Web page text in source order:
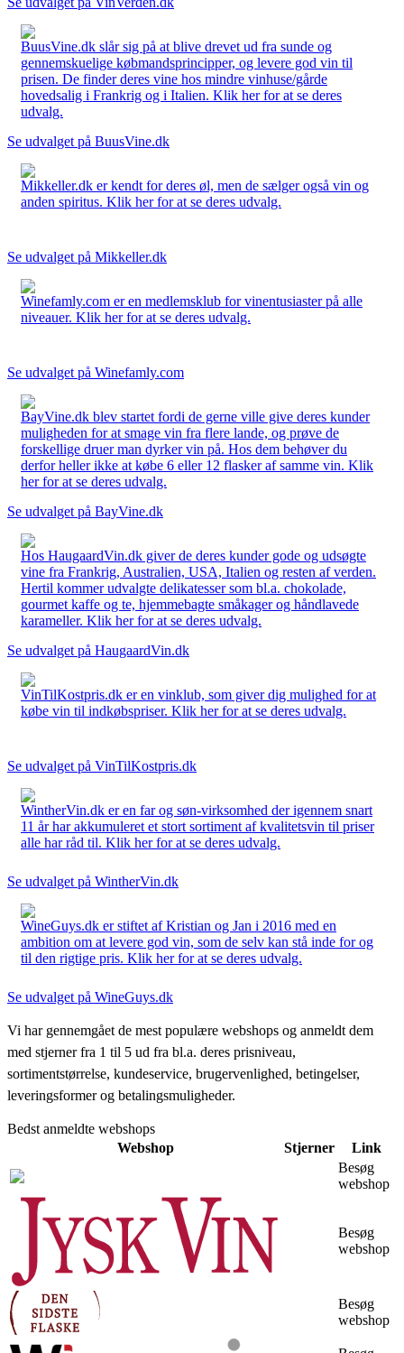
BuusVine.dk slår sig på at blive drevet ud fra sunde og
gennemskuelige købmandsprincipper, og levere god vin til
prisen. De finder deres vine hos mindre vinhuse/gårde
hovedsalig i Frankrig og i Italien. Klik her for at se deres
udvalg.
Se udvalget på BuusVine.dk
Mikkeller.dk er kendt for deres øl, men de sælger også vin og
anden spiritus. Klik her for at se deres udvalg.
Se udvalget på Mikkeller.dk
Winefamly.com er en medlemsklub for vinentusiaster på alle
niveauer. Klik her for at se deres udvalg.
Se udvalget på Winefamly.com
BayVine.dk blev startet fordi de gerne ville give deres kunder
muligheden for at smage vin fra flere lande, og prøve de
forskellige druer man dyrker vin på. Hos dem behøver du
derfor heller ikke at købe 6 eller 12 flasker af samme vin. Klik
her for at se deres udvalg.
Se udvalget på BayVine.dk
Hos HaugaardVin.dk giver de deres kunder gode og udsøgte
vine fra Frankrig, Australien, USA, Italien og resten af verden.
Hertil kommer udvalgte delikatesser som bl.a. chokolade,
gourmet kaffe og te, hjemmebagte småkager og håndlavede
karameller. Klik her for at se deres udvalg.
Se udvalget på HaugaardVin.dk
VinTilKostpris.dk er en vinklub, som giver dig mulighed for at
købe vin til indkøbspriser. Klik her for at se deres udvalg.
Se udvalget på VinTilKostpris.dk
WintherVin.dk er en far og søn-virksomhed der igennem snart
11 år har akkumuleret et stort sortiment af kvalitetsvin til priser
alle har råd til. Klik her for at se deres udvalg.
Se udvalget på WintherVin.dk
WineGuys.dk er stiftet af Kristian og Jan i 2016 med en
ambition om at levere god vin, som de selv kan stå inde for og
til den rigtige pris. Klik her for at se deres udvalg.
Se udvalget på WineGuys.dk
Vi har gennemgået de mest populære webshops og anmeldt dem
med stjerner fra 1 til 5 ud fra bl.a. deres prisniveau,
sortimentstørrelse, kundeservice, brugervenlighed, betingelser,
leveringsformer og betalingsmuligheder.
Bedst anmeldte webshops
Webshop
Stjerner
Link
Besøg
webshop
Besøg
webshop
Besøg
webshop